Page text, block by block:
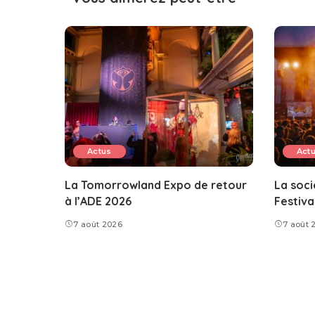
Actus
La Tomorrowland Expo de retour
à l’ADE 2026
7 août 2026
La
7 août